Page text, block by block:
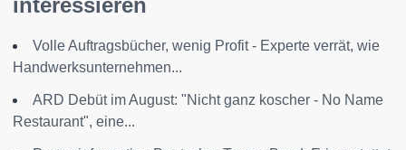
Volle Auftragsbücher, wenig Profit - Experte verrät, wie
Handwerksunternehmen...
ARD Debüt im August: "Nicht ganz koscher - No Name
Restaurant", eine...